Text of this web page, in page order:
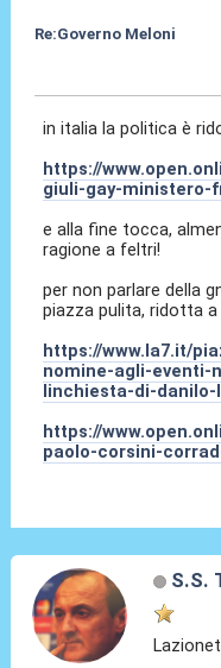
Re:Governo Meloni
in italia la politica è
https://
giuli-gay-
e alla fine tocca,
ragione a feltri!
per non parlare della
piazza pulita, ridotta a
https://www.la7.it/
nomine-agli-eventi-
linchiesta-di-danilo-
https://
paolo-corsini-
S.S.